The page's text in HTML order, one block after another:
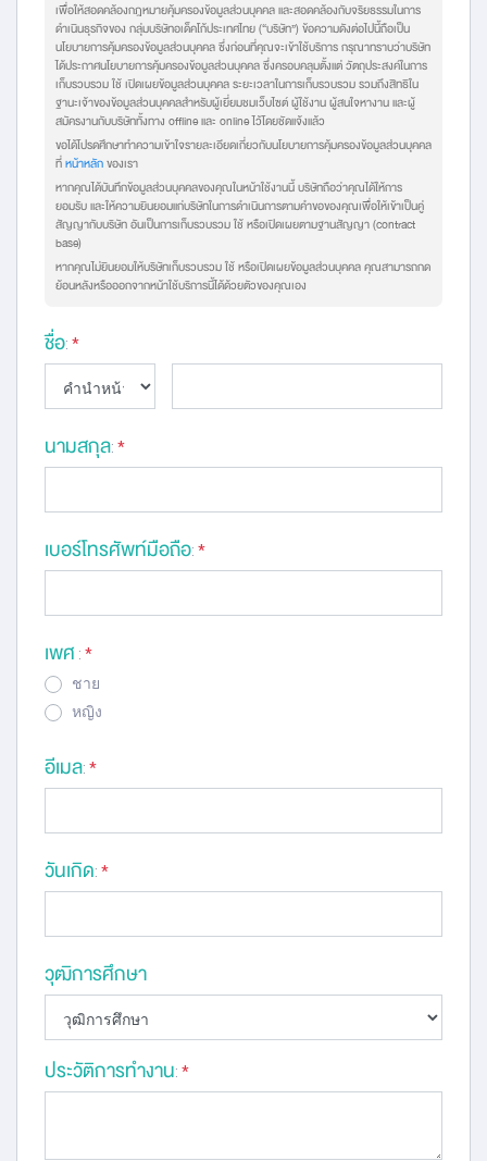
เพื่อให้สอดคล้องกฎหมายคุ้มครองข้อมูลส่วนบุคคล และสอดคล้องกับจริยธรรมในการ
ดำเนินธุรกิจของ กลุ่มบริษัทอเด็คโก้ประเทศไทย (“บริษัท”) ข้อความดังต่อไปนี้ถือเป็น
นโยบายการคุ้มครองข้อมูลส่วนบุคคล ซึ่งก่อนที่คุณจะเข้าใช้บริการ กรุณาทราบว่าบริษัท
ได้ประกาศนโยบายการคุ้มครองข้อมูลส่วนบุคคล ซึ่งครอบคลุมตั้งแต่ วัตถุประสงค์ในการ
เก็บรวบรวม ใช้ เปิดเผยข้อมูลส่วนบุคคล ระยะเวลาในการเก็บรวบรวม รวมถึงสิทธิใน
ฐานะเจ้าของข้อมูลส่วนบุคคลสำหรับผู้เยี่ยมชมเว็บไซต์ ผู้ใช้งาน ผู้สนใจหางาน และผู้
สมัครงานกับบริษัททั้งทาง offline และ online ไว้โดยชัดแจ้งแล้ว
ขอได้โปรดศึกษาทำความเข้าใจรายละเอียดเกี่ยวกับนโยบายการคุ้มครองข้อมูลส่วนบุคคล
ที่หน้าหลักของเรา
หากคุณได้บันทึกข้อมูลส่วนบุคคลของคุณในหน้าใช้งานนี้ บริษัทถือว่าคุณได้ให้การ
ยอมรับ และให้ความยินยอมแก่บริษัทในการดำเนินการตามคำขอของคุณเพื่อให้เข้าเป็นคู่
สัญญากับบริษัท อันเป็นการเก็บรวบรวม ใช้ หรือเปิดเผยตามฐานสัญญา (contract
base)
หากคุณไม่ยินยอมให้บริษัทเก็บรวบรวม ใช้ หรือเปิดเผยข้อมูลส่วนบุคคล คุณสามารถกด
ย้อนหลังหรือออกจากหน้าใช้บริการนี้ได้ด้วยตัวของคุณเอง
ชื่อ: *
นามสกุล: *
เบอร์โทรศัพท์มือถือ: *
เพศ : *
ชาย
หญิง
อีเมล: *
วันเกิด: *
วุฒิการศึกษา
ประวัติการทำงาน: *